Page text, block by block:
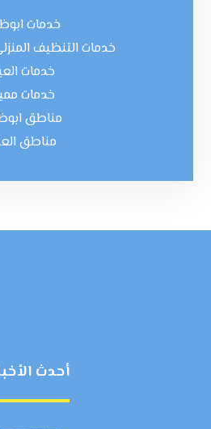
خدمات
خدمات التنظيف
خدمات
خدمات
مناطق
مناطق
أحدث